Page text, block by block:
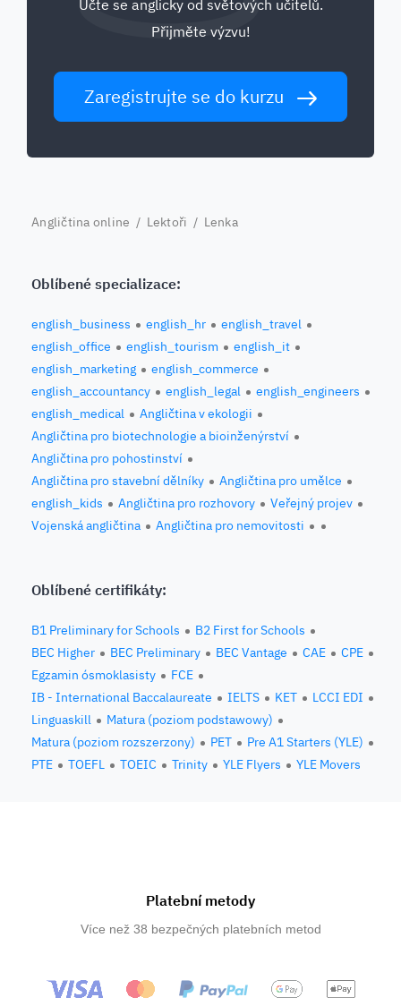
Učte se anglicky od světových učitelů.
Přijměte výzvu!
Zaregistrujte se do kurzu
Angličtina online / Lektoři / Lenka
Oblíbené specializace:
english_business english_hr
english_travel
english_office
english_tourism
english_it
english_marketing
english_commerce
english_accountancy
english_legal
english_engineers
english_medical
Angličtina v ekologii
Angličtina pro biotechnologie a bioinženýrství
Angličtina pro pohostinství
Angličtina pro stavební dělníky
Angličtina pro umělce
english_kids
Angličtina pro rozhovory
Veřejný projev
Vojenská angličtina
Angličtina pro nemovitosti
Oblíbené certifikáty:
B1 Preliminary for Schools
B2 First for Schools
BEC Higher
BEC Preliminary BEC Vantage CAE
CPE
Egzamin ósmoklasisty
FCE
IB - International Baccalaureate
IELTS KET
LCCI EDI
Linguaskill
Matura (poziom podstawowy)
Matura (poziom rozszerzony)
PET
Pre A1 Starters (YLE)
PTE
TOEFL TOEIC Trinity YLE Flyers YLE Movers
Platební metody
Více než 38 bezpečných platebních metod